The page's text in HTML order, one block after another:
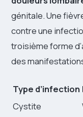
génitale. Une
contre une
troisième forme
des
Type d’infection
Cystite